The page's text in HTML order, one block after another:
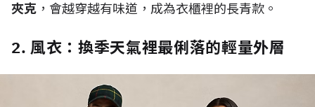
夾克 ，會越穿越有味道，成為衣櫃裡的長青款。
2. 風衣：換季天氣裡最俐落的輕量外層